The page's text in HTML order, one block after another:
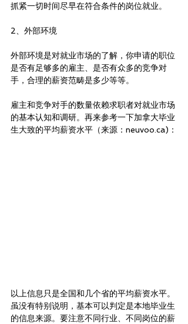
抓紧一切时间尽早在符合条件的岗位就业。
2、外部环境
外部环境是对就业市场的了解，你申请的职位
是否有足够多的雇主、是否有众多的竞争对
手，合理的薪资范畴是多少等等。
雇主和竞争对手的数量依赖求职者对就业市场
的基本认知和调研。再来参考一下加拿大毕业
生大致的平均薪资水平（来源：neuvoo.ca)：
以上信息只是全国和几个省的平均薪资水平。
虽没有特别说明，基本可以判定是本地毕业生
的信息来源。要注意不同行业、不同岗位的薪